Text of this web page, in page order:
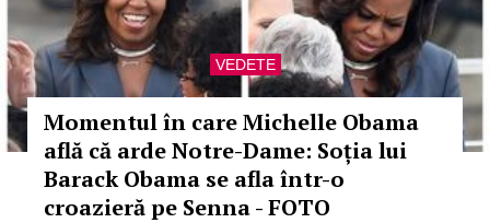
VEDETE
Momentul în care Michelle Obama
află că arde Notre-Dame: Soția lui
Barack Obama se afla într-o
croazieră pe Senna - FOTO